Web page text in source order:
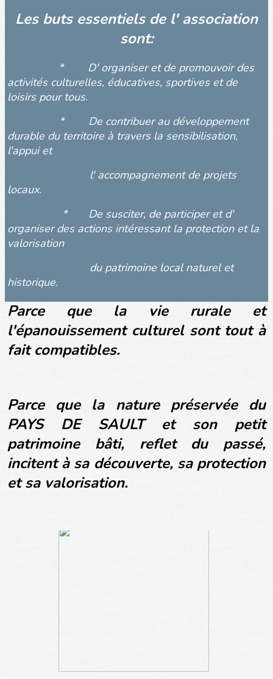
Les buts essentiels de l' association
sont:
* D' organiser et de promouvoir des
activités culturelles, éducatives, sportives et de
loisirs pour tous.
* De contribuer au développement
durable du territoire à travers la sensibilisation,
l'appui et
l' accompagnement de projets
locaux.
* De susciter, de participer et d'
organiser des actions intéressant la protection et la
valorisation
du patrimoine local naturel et
historique.
Parce que la vie rurale et
l'épanouissement culturel sont tout à
fait compatibles.
Parce que la nature préservée du
PAYS DE SAULT et son petit
patrimoine bâti, reflet du passé,
incitent à sa découverte, sa protection
et sa valorisation.